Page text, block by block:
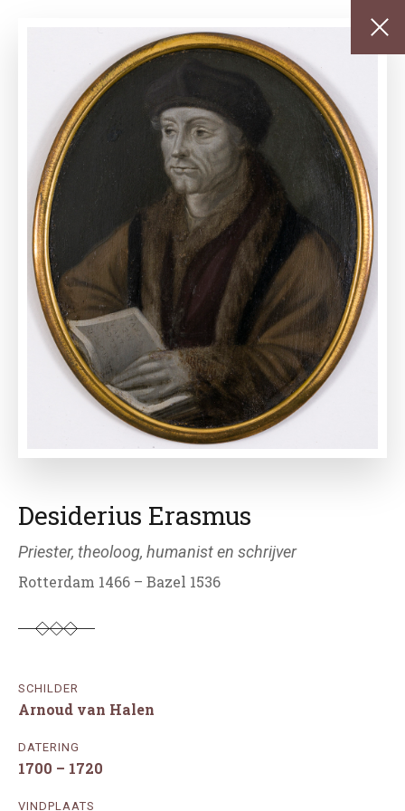
Desiderius Erasmus
Priester, theoloog, humanist en schrijver
Rotterdam 1466 – Bazel 1536
SCHILDER
Arnoud van Halen
DATERING
1700 – 1720
VINDPLAATS